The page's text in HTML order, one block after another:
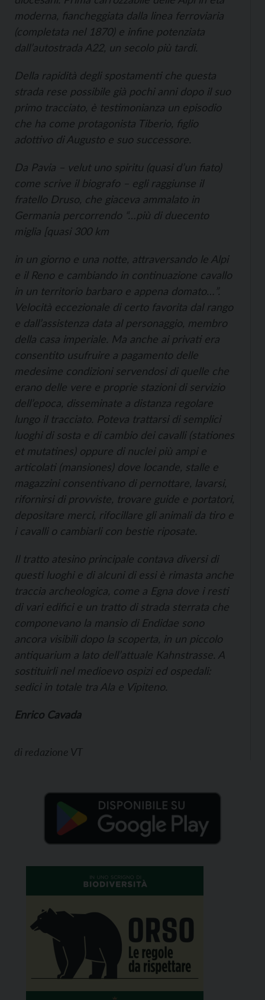
moderna, fiancheggiata dalla linea ferroviaria
(completata nel 1870) e infine potenziata
dall’autostrada A22, un secolo più tardi.
Della rapidità degli spostamenti che questa
strada rese possibile già pochi anni dopo il suo
primo tracciato, è testimonianza un episodio
che ha come protagonista Tiberio, figlio
adottivo di Augusto e suo successore.
Da Pavia – velut uno spiritu(quasi d’un fiato)
come scrive il biografo – egli raggiunse il
fratello Druso, che giaceva ammalato in
Germania percorrendo “…più di duecento
miglia [quasi 300 km
in un giorno e una notte, attraversando le Alpi
e il Reno e cambiando in continuazione cavallo
in un territorio barbaro e appena domato…”.
Velocità eccezionale di certo favorita dal rango
e dall’assistenza data al personaggio, membro
della casa imperiale. Ma anche ai privati era
consentito usufruire a pagamento delle
medesime condizioni servendosi di quelle che
erano delle vere e proprie stazioni di servizio
dell’epoca, disseminate a distanza regolare
lungo il tracciato. Poteva trattarsi di semplici
luoghi di sosta e di cambio dei cavalli (stationes
et mutatines) oppure di nuclei più ampi e
articolati (mansiones) dove locande, stalle e
magazzini consentivano di pernottare, lavarsi,
rifornirsi di provviste, trovare guide e portatori,
depositare merci, rifocillare gli animali da tiro e
i cavalli o cambiarli con bestie riposate.
Il tratto atesino principale contava diversi di
questi luoghi e di alcuni di essi è rimasta anche
traccia archeologica, come a Egna dove i resti
di vari edifici e un tratto di strada sterrata che
componevano la mansio di Endidae sono
ancora visibili dopo la scoperta, in un piccolo
antiquarium a lato dell’attuale Kahnstrasse. A
sostituirli nel medioevo ospizi ed ospedali:
sedici in totale tra Ala e Vipiteno.
Enrico Cavada
di redazione VT